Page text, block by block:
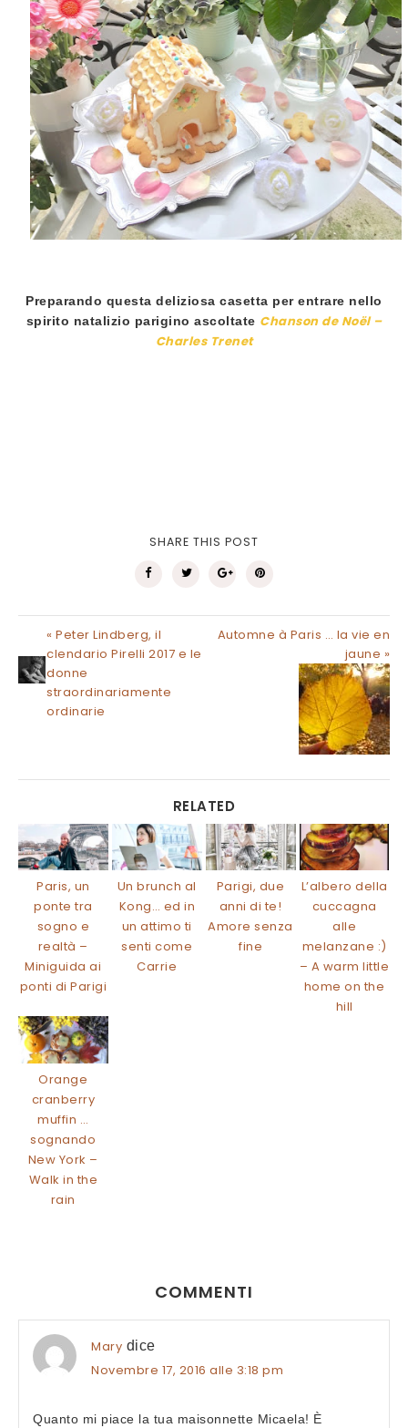
Preparando questa deliziosa casetta per entrare nello
spirito natalizio parigino ascoltate Chanson de Noël –
Charles Trenet
SHARE THIS POST
Automne à Paris … la vie en
jaune »
« Peter Lindberg, il
clendario Pirelli 2017 e le
donne
straordinariamente
ordinarie
RELATED
Paris, un
ponte tra
sogno e
realtà –
Miniguida ai
ponti di Parigi
Un brunch al
Kong… ed in
un attimo ti
senti come
Carrie
Parigi, due
anni di te!
Amore senza
fine
L’albero della
cuccagna
alle
melanzane :)
– A warm little
home on the
hill
Orange
cranberry
muffin …
sognando
New York –
Walk in the
rain
COMMENTI
Mary dice
Novembre 17, 2016 alle 3:18 pm
Quanto mi piace la tua maisonnette Micaela! È